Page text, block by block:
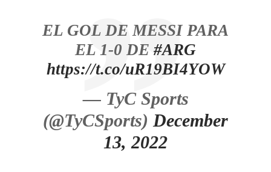
EL GOL DE MESSI PARA
EL 1-0 DE #ARG
https://t.co/uR19BI4YOW
— TyC Sports
(@TyCSports) December
13, 2022